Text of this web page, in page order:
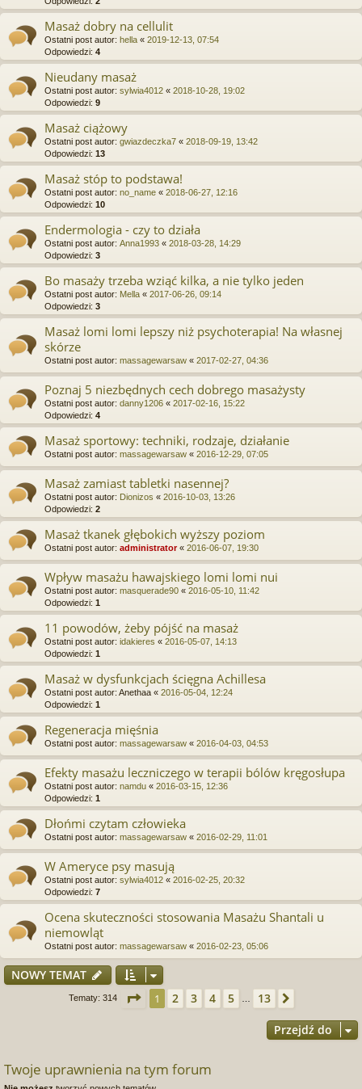
Masaż dobry na cellulit
Ostatni post autor: hella « 2019-12-13, 07:54
Odpowiedzi: 4
Nieudany masaż
Ostatni post autor: sylwia4012 « 2018-10-28, 19:02
Odpowiedzi: 9
Masaż ciążowy
Ostatni post autor: gwiazdeczka7 « 2018-09-19, 13:42
Odpowiedzi: 13
Masaż stóp to podstawa!
Ostatni post autor: no_name « 2018-06-27, 12:16
Odpowiedzi: 10
Endermologia - czy to działa
Ostatni post autor: Anna1993 « 2018-03-28, 14:29
Odpowiedzi: 3
Bo masaży trzeba wziąć kilka, a nie tylko jeden
Ostatni post autor: Mella « 2017-06-26, 09:14
Odpowiedzi: 3
Masaż lomi lomi lepszy niż psychoterapia! Na własnej
skórze
Ostatni post autor: massagewarsaw « 2017-02-27, 04:36
Poznaj 5 niezbędnych cech dobrego masażysty
Ostatni post autor: danny1206 « 2017-02-16, 15:22
Odpowiedzi: 4
Masaż sportowy: techniki, rodzaje, działanie
Ostatni post autor: massagewarsaw « 2016-12-29, 07:05
Masaż zamiast tabletki nasennej?
Ostatni post autor: Dionizos « 2016-10-03, 13:26
Odpowiedzi: 2
Masaż tkanek głębokich wyższy poziom
Ostatni post autor: administrator« 2016-06-07, 19:30
Wpływ masażu hawajskiego lomi lomi nui
Ostatni post autor: masquerade90 « 2016-05-10, 11:42
Odpowiedzi: 1
11 powodów, żeby pójść na masaż
Ostatni post autor: idakieres « 2016-05-07, 14:13
Odpowiedzi: 1
Masaż w dysfunkcjach ścięgna Achillesa
Ostatni post autor: Anethaa « 2016-05-04, 12:24
Odpowiedzi: 1
Regeneracja mięśnia
Ostatni post autor: massagewarsaw « 2016-04-03, 04:53
Efekty masażu leczniczego w terapii bólów kręgosłupa
Ostatni post autor: namdu « 2016-03-15, 12:36
Odpowiedzi: 1
Dłońmi czytam człowieka
Ostatni post autor: massagewarsaw « 2016-02-29, 11:01
W Ameryce psy masują
Ostatni post autor: sylwia4012 « 2016-02-25, 20:32
Odpowiedzi: 7
Ocena skuteczności stosowania Masażu Shantali u
niemowląt
Ostatni post autor: massagewarsaw « 2016-02-23, 05:06
NOWY TEMAT
Tematy: 314 Strona z 13
1 2 3 4 5 13
Przejdź do
Twoje uprawnienia na tym forum